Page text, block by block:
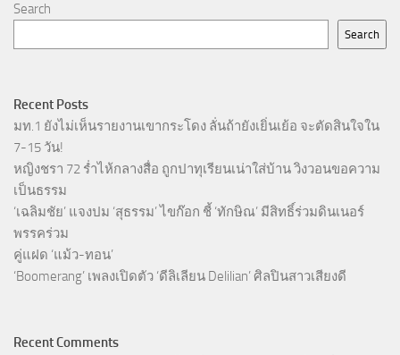
Search
Search
Recent Posts
มท.1 ยังไม่เห็นรายงานเขากระโดง ลั่นถ้ายังเยิ่นเย้อ จะตัดสินใจใน
7-15 วัน!
หญิงชรา 72 ร่ำไห้กลางสื่อ ถูกปาทุเรียนเน่าใส่บ้าน วิงวอนขอความ
เป็นธรรม
‘เฉลิมชัย’ แจงปม ‘สุธรรม’ ไขก๊อก ชี้ ‘ทักษิณ’ มีสิทธิ์ร่วมดินเนอร์
พรรคร่วม
คู่แฝด ‘แม้ว-ทอน’
‘Boomerang’ เพลงเปิดตัว ‘ดีลิเลียน Delilian’ ศิลปินสาวเสียงดี
Recent Comments